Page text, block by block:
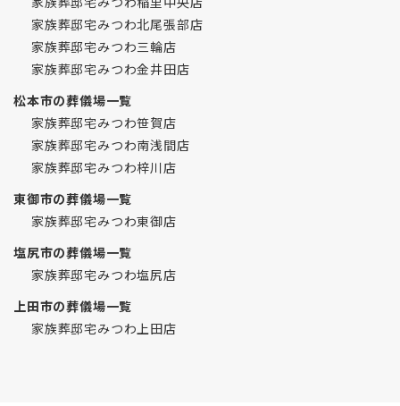
家族葬邸宅みつわ北尾張部店
家族葬邸宅みつわ三輪店
家族葬邸宅みつわ金井田店
松本市の葬儀場一覧
家族葬邸宅みつわ笹賀店
家族葬邸宅みつわ南浅間店
家族葬邸宅みつわ梓川店
東御市の葬儀場一覧
家族葬邸宅みつわ東御店
塩尻市の葬儀場一覧
家族葬邸宅みつわ塩尻店
上田市の葬儀場一覧
家族葬邸宅みつわ上田店